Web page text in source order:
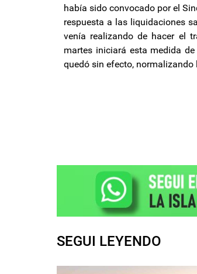
había sido convocado por el
respuesta a las liquidaciones
venía realizando de hacer el
martes iniciará esta medida
quedó sin efecto,
SEGUI LEYENDO